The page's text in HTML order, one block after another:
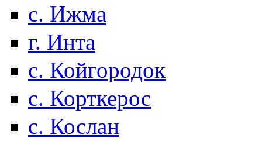
с. Ижма
г. Инта
с. Койгородок
с. Корткерос
с. Кослан